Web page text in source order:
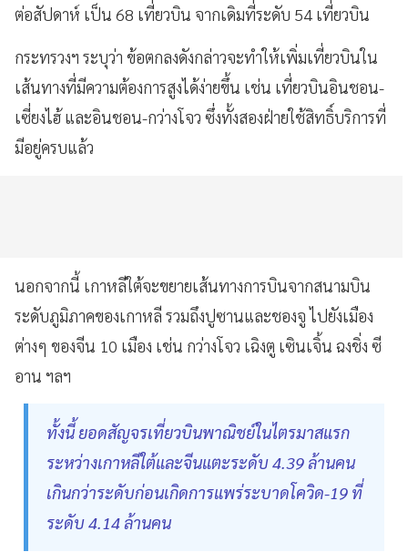
ต่อสัปดาห์ เป็น 68 เที่ยวบิน จากเดิมที่ระดับ 54 เที่ยวบิน
กระทรวงฯ ระบุว่า ข้อตกลงดังกล่าวจะทำให้เพิ่มเที่ยวบินใน
เส้นทางที่มีความต้องการสูงได้ง่ายขึ้น เช่น เที่ยวบินอินชอน-
เซี่ยงไฮ้ และอินชอน-กว่างโจว ซึ่งทั้งสองฝ่ายใช้สิทธิ์บริการที่
มีอยู่ครบแล้ว
นอกจากนี้ เกาหลีใต้จะขยายเส้นทางการบินจากสนามบิน
ระดับภูมิภาคของเกาหลี รวมถึงปูซานและชองจู ไปยังเมือง
ต่างๆ ของจีน 10 เมือง เช่น กว่างโจว เฉิงตู เซินเจิ้น ฉงชิ่ง ซี
อาน ฯลฯ
ทั้งนี้ ยอดสัญจรเที่ยวบินพาณิชย์ในไตรมาสแรก
ระหว่างเกาหลีใต้และจีนแตะระดับ 4.39 ล้านคน
เกินกว่าระดับก่อนเกิดการแพร่ระบาดโควิด-19 ที่
ระดับ 4.14 ล้านคน